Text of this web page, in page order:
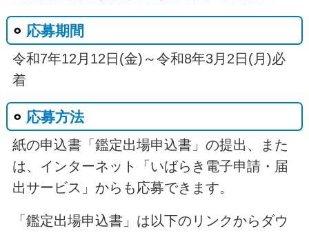
応募期間
令和7年12月12日(金)～令和8年3月2日(月)必
着
応募方法
紙の申込書「鑑定出場申込書」の提出、また
は、インターネット「いばらき電子申請・届
出サービス」からも応募できます。
「鑑定出場申込書」は以下のリンクからダウ